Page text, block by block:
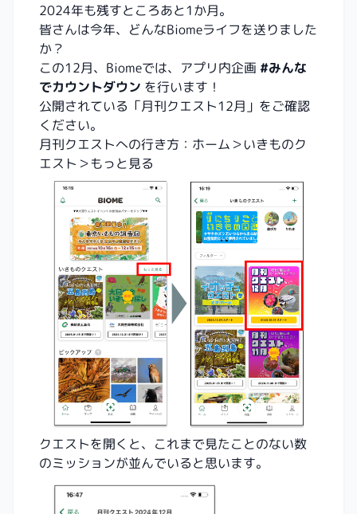
2024年も残すところあと1か月。
皆さんは今年、どんなBiomeライフを送りました
か？
この12月、Biomeでは、アプリ内企画 #みんな
でカウントダウン を行います！
公開されている「月刊クエスト12月」をご確認
ください。
月刊クエストへの行き方：ホーム＞いきものク
エスト＞もっと見る
クエストを開くと、これまで見たことのない数
のミッションが並んでいると思います。